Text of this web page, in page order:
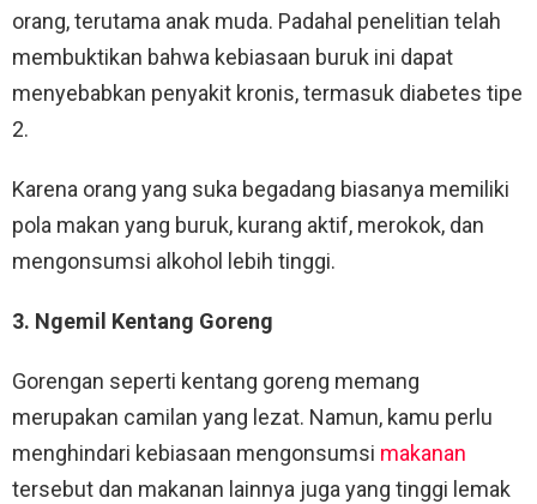
orang, terutama anak muda. Padahal penelitian telah
membuktikan bahwa kebiasaan buruk ini dapat
menyebabkan penyakit kronis, termasuk diabetes tipe
2.
Karena orang yang suka begadang biasanya memiliki
pola makan yang buruk, kurang aktif, merokok, dan
mengonsumsi alkohol lebih tinggi.
3. Ngemil Kentang Goreng
Gorengan seperti kentang goreng memang
merupakan camilan yang lezat. Namun, kamu perlu
menghindari kebiasaan mengonsumsi makanan
tersebut dan makanan lainnya juga yang tinggi lemak